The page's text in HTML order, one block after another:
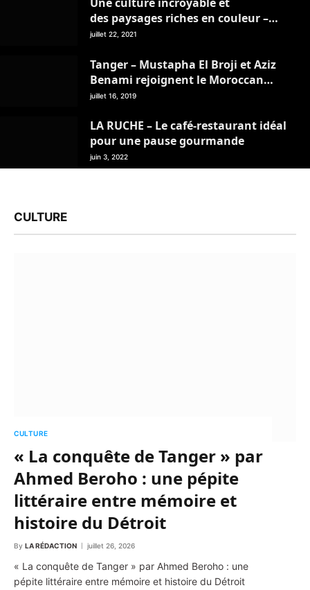
des paysages riches en couleur –
Mon Livret de Voyage – juillet 2021
juillet 22, 2021
Tanger – Mustapha El Broji et Aziz
Benami rejoignent le Moroccan
Travel Management Club
juillet 16, 2019
LA RUCHE – Le café-restaurant idéal
pour une pause gourmande
juin 3, 2022
CULTURE
CULTURE
« La conquête de Tanger » par
Ahmed Beroho : une pépite
littéraire entre mémoire et
histoire du Détroit
By LA RÉDACTION juillet 26, 2026
« La conquête de Tanger » par Ahmed Beroho : une
pépite littéraire entre mémoire et histoire du Détroit